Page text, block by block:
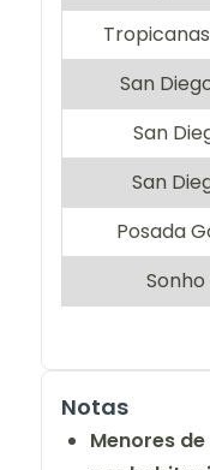
San
San
San
Posada
Notas
Menores